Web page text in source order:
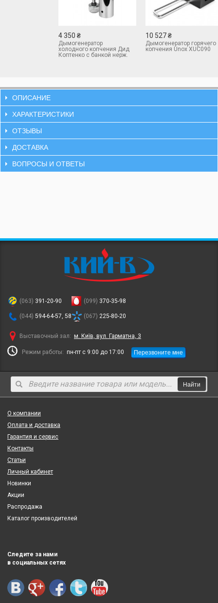
4 350 ₴
Дымогенератор
холодного копчения Дид
Коптенко с банкой нерж.
10 527 ₴
Дымогенератор горячего
копчения Unox XUC090
ОПИСАНИЕ
ХАРАКТЕРИСТИКИ
ОТЗЫВЫ
ДОСТАВКА
ВОПРОСЫ И ОТВЕТЫ
(063) 391-20-90
(044) 594-64-57, 58
(099) 370-35-98
(067) 225-80-20
Выставочный зал: м. Київ, вул. Гарматна, 3
Режим работы: пн-пт с 9:00 до 17:00 Перезвоните мне
Найти
О компании
Оплата и доставка
Гарантия и сервис
Контакты
Статьи
Личный кабинет
Новинки
Акции
Распродажа
Каталог производителей
Следите за нами
в социальных сетях